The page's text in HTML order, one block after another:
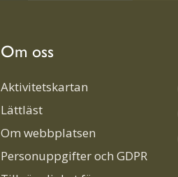
Om oss
Aktivitetskartan
Lättläst
Om webbplatsen
Personuppgifter och GDPR